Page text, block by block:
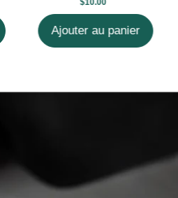
$10.00
Ajouter au panier